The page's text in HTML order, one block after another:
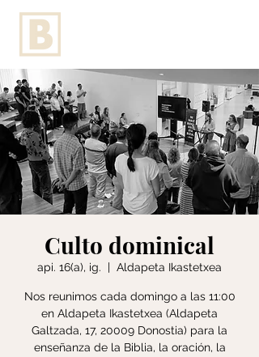
Culto dominical
api. 16(a), ig.
  |
Aldapeta Ikastetxea
Nos reunimos cada domingo a las 11:00
en Aldapeta Ikastetxea (Aldapeta
Galtzada, 17, 20009 Donostia) para la
enseñanza de la Biblia, la oración, la